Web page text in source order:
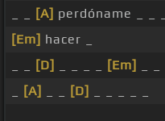
[A] perdóname _ _
[Em] hacer _
[D] [Em]
[A] [D]